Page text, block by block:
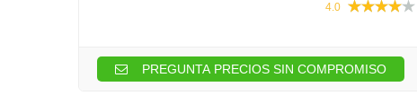
4.0
PREGUNTA PRECIOS SIN COMPROMISO